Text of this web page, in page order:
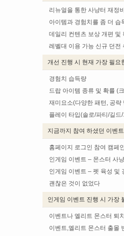
리뉴얼을 통한 사냥터 재정비
아이템과 경험치를 좀 더
데일리 컨텐츠 보상 개편 및
레벨대 이용 가능 신규 던전
개선 진행 시 현재 가장 필
경험치 습득량
드랍 아이템 종류 및 확률 (
재미요소(다양한 패턴, 공략
플레이 타입(솔로/파티/길
지금까지 참여 하셨던 이벤
홈페이지 로그인 참여 캠페
인게임 이벤트 – 몬스터 사
인게임 이벤트 – 펫 육성 및
괜찮은 것이 없었다
인게임 이벤트 진행 시 가장
이벤트나 엘리트 몬스터 퇴
이벤트,엘리트 몬스터 출몰